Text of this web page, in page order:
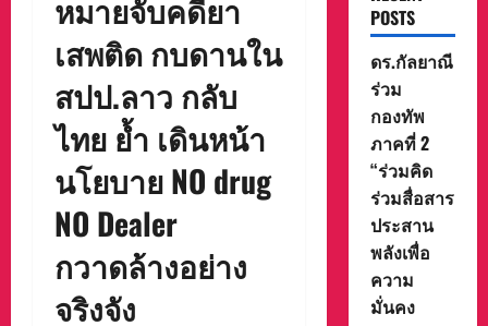
หมายจับคดียา
เสพติด กบดานใน
สปป.ลาว กลับ
ไทย ย้ำ เดินหน้า
นโยบาย NO drug
NO Dealer
กวาดล้างอย่าง
จริงจัง
POSTS
ดร.กัลยาณี
ร่วม
กองทัพ
ภาคที่ 2
“ร่วมคิด
ร่วมสื่อสาร
ประสาน
พลังเพื่อ
ความ
มั่นคง